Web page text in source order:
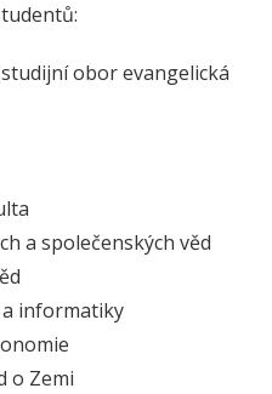
obor evangelická
a společenských věd
informatiky
o Zemi